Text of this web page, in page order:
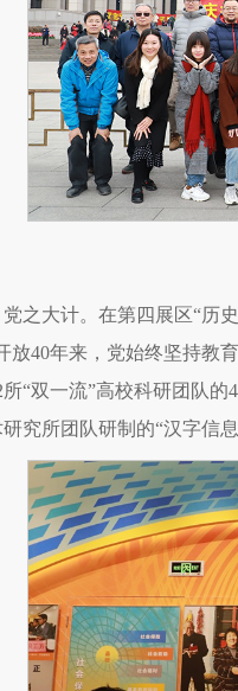
之大计。在第四展区“历
放40年来，党始终坚持教
“双一流”高校科研团队
究所团队研制的“汉字信